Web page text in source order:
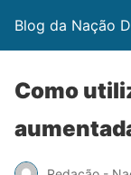
Blog da Nação
Como